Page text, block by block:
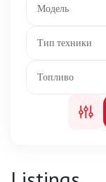
Модель
Тип техники
Топливо